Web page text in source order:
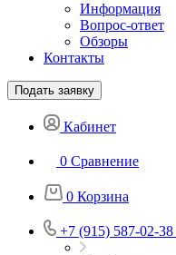
Информация
Вопрос-ответ
Обзоры
Контакты
Подать заявку
Кабинет
0 Сравнение
0 Корзина
+7 (915) 587-02-38